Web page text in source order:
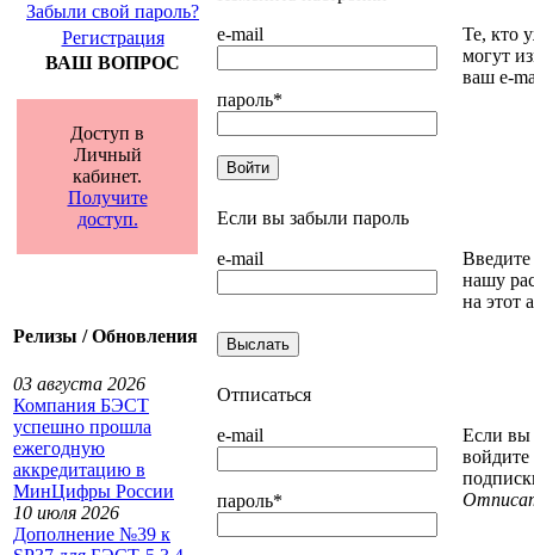
Забыли свой пароль?
Регистрация
ВАШ ВОПРОС
Доступ в
Личный
кабинет.
Получите
доступ.
Релизы / Обновления
03 августа 2026
Компания БЭСТ
успешно прошла
ежегодную
аккредитацию в
МинЦифры России
10 июля 2026
Дополнение №39 к
e-mail
пароль*
Те, кто
могут
ваш e-
Если вы забыли пароль
e-mail
нашу
на этот
Отписаться
e-mail
пароль*
Если вы